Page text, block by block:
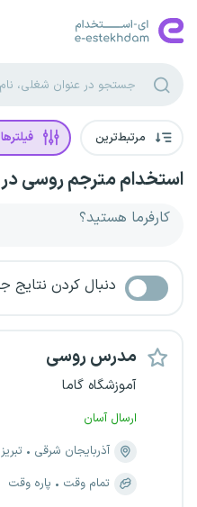
مرتبط‌ترین فیلترها
استخدام مترجم روسی در
کارفرما هستید؟
دنبال کردن نتایج
مدرس روسی
آموزشگاه گاما
ارسال آسان
آذربایجان شرقی
تبریز
تمام وقت
پاره وقت